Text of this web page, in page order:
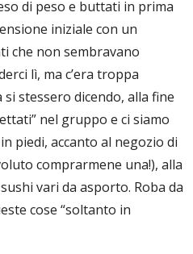
di peso e buttati in prima
iniziale con un
che non sembravano
lì, ma c’era troppa
stessero dicendo, alla fine
nel gruppo e ci siamo
piedi, accanto al negozio di
comprarmene una!), alla
vari da asporto. Roba da
cose “soltanto in